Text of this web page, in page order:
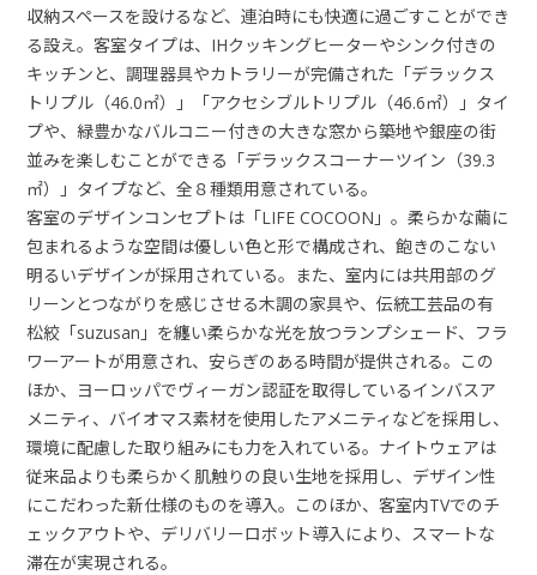
収納スペースを設けるなど、連泊時にも快適に過ごすことができ
る設え。客室タイプは、IHクッキングヒーターやシンク付きの
キッチンと、調理器具やカトラリーが完備された「デラックス
トリプル（46.0㎡）」「アクセシブルトリプル（46.6㎡）」タイ
プや、緑豊かなバルコニー付きの大きな窓から築地や銀座の街
並みを楽しむことができる「デラックスコーナーツイン（39.3
㎡）」タイプなど、全８種類用意されている。
客室のデザインコンセプトは「LIFE COCOON」。柔らかな繭に
包まれるような空間は優しい色と形で構成され、飽きのこない
明るいデザインが採用されている。また、室内には共用部のグ
リーンとつながりを感じさせる木調の家具や、伝統工芸品の有
松絞「suzusan」を纏い柔らかな光を放つランプシェード、フラ
ワーアートが用意され、安らぎのある時間が提供される。この
ほか、ヨーロッパでヴィーガン認証を取得しているインバスア
メニティ、バイオマス素材を使用したアメニティなどを採用し、
環境に配慮した取り組みにも力を入れている。ナイトウェアは
従来品よりも柔らかく肌触りの良い生地を採用し、デザイン性
にこだわった新仕様のものを導入。このほか、客室内TVでのチ
ェックアウトや、デリバリーロボット導入により、スマートな
滞在が実現される。